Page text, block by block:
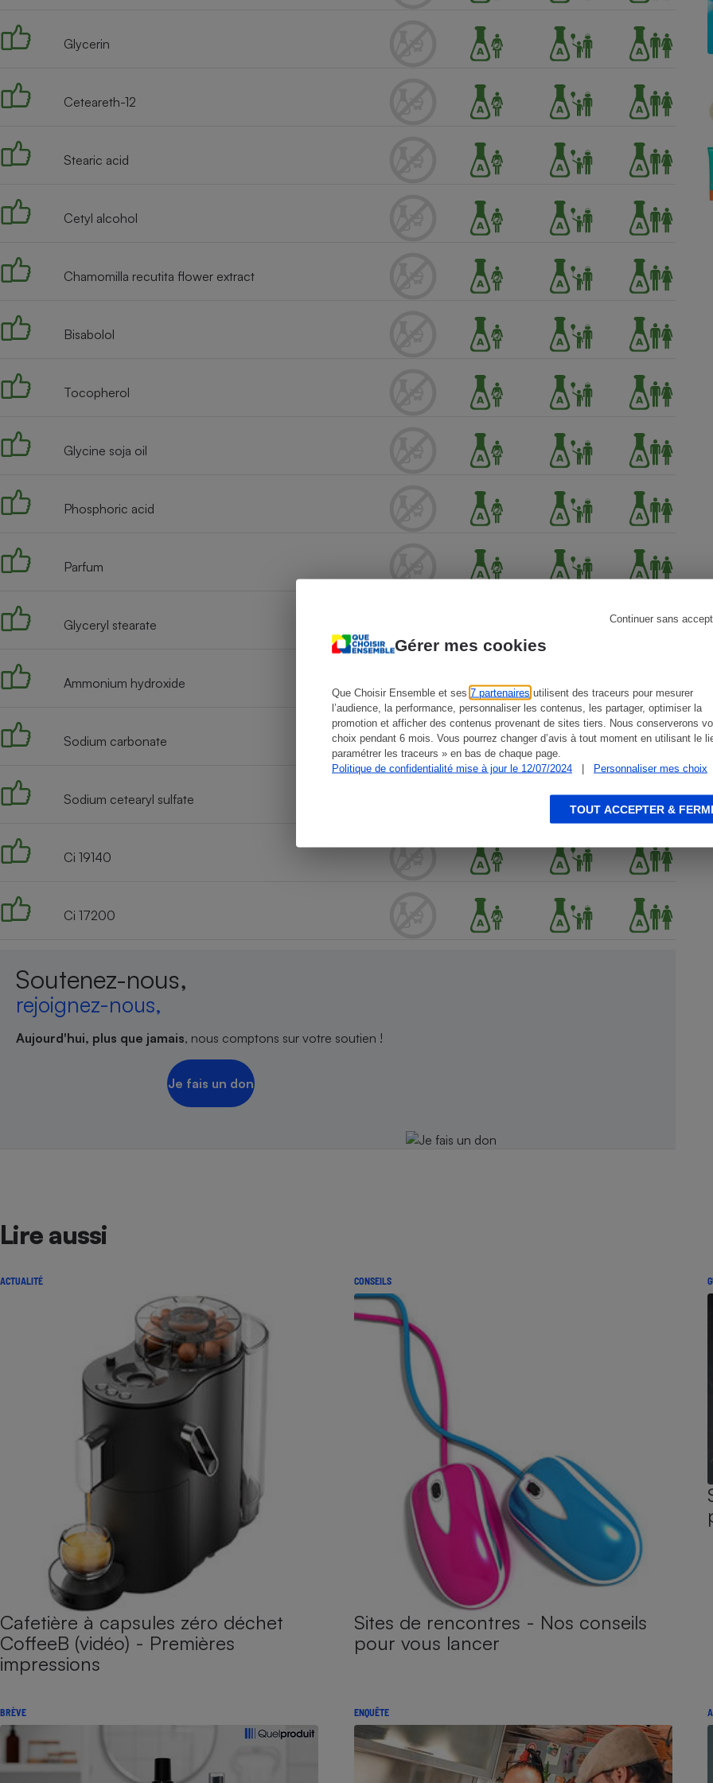
Gérer mes cookies
Que Choisir Ensemble et ses 7 partenaires utilisent des traceurs pour mesurer
l’audience, la performance, personnaliser les contenus, les partager, optimiser la
promotion et afficher des contenus provenant de sites tiers. Nous conserverons
choix pendant 6 mois. Vous pourrez changer d’avis à tout moment en utilisant le
paramétrer les traceurs » en bas de chaque page.
Politique de confidentialité mise à jour le 12/07/2024
| Personnaliser mes choix
Continuer sans
TOUT ACCEPTER &
Glycerin
Ceteareth-12
Stearic acid
Cetyl alcohol
Chamomilla recutita flower extract
Bisabolol
Tocopherol
Glycine soja oil
Phosphoric acid
Parfum
Glyceryl stearate
Ammonium hydroxide
Sodium carbonate
Sodium cetearyl sulfate
Ci 19140
Ci 17200
Soutenez-nous,
rejoignez-nous,
Aujourd'hui, plus que jamais, nous comptons sur votre soutien !
Je fais un don
Lire aussi
ACTUALITÉ
Cafetière à capsules zéro déchet
CoffeeB (vidéo) - Premières
impressions
CONSEILS
Sites de rencontres - Nos conseils
pour vous lancer
BRÈVE ENQUÊTE
Four encastrable
Aspirateur
Réfrigérateur
Appareil photo
Électricité - Gaz
Lessive